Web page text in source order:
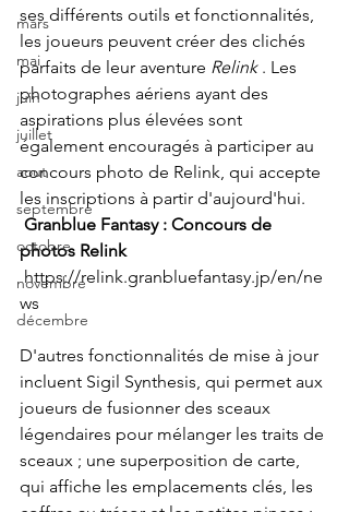
mars
mai
juin
juillet
aout
septembre
octobre
novembre
décembre
ses différents outils et fonctionnalités,
les joueurs peuvent créer des clichés
parfaits de leur aventure Relink . Les
photographes aériens ayant des
aspirations plus élevées sont
également encouragés à participer au
concours photo de Relink, qui accepte
les inscriptions à partir d'aujourd'hui.
Granblue Fantasy : Concours de
photos Relink
https://relink.granbluefantasy.jp/en/ne
ws
D'autres fonctionnalités de mise à jour
incluent Sigil Synthesis, qui permet aux
joueurs de fusionner des sceaux
légendaires pour mélanger les traits de
sceaux ; une superposition de carte,
qui affiche les emplacements clés, les